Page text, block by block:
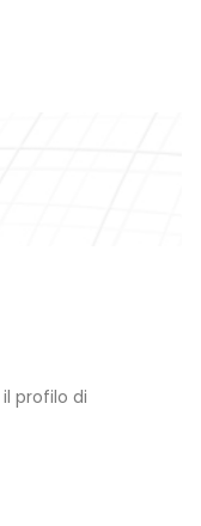
profilo di